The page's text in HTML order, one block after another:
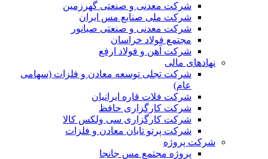
شرکت معدنی و صنعتی گهرزمین
شرکت ملی صنایع مس ایران
شرکت معدنی و صنعتی صبانور
مجتمع فولاد خراسان
شرکت آهن و فولاد ارفع
نهادهای مالی
شرکت تجلی توسعه معادن و فلزات (سهامی
عام)
شرکت فلات قاره ایرانیان
شرکت کارگزاری حافظ
شرکت کارگزاری سی ولکس کالا
شرکت پرتو تابان معادن و فلزات
شرکت پروژه
پروژه مجتمع مس جانجا